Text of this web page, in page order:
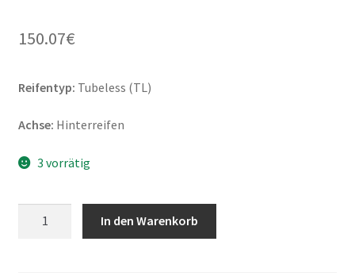
150.07€
Reifentyp: Tubeless (TL)
Achse: Hinterreifen
3 vorrätig
In den Warenkorb